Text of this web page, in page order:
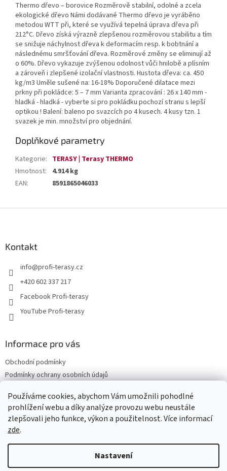
Používáme cookies, abychom Vám umožnili pohodlné
prohlížení webu a díky analýze provozu webu neustále
zlepšovali jeho funkce, výkon a použitelnost. Více informací
zde.
Nastavení
Thermo dřevo – borovice Rozměrově stabilní, odolné a zcela
ekologické dřevo Námi dodávané Thermo dřevo je vyráběno
metodou WTT při, které se využívá tepelná úprava dřeva při
212°C. Dřevo získá výrazně zlepšenou rozměrovou stabilitu a tím
se snižuje náchylnost dřeva k deformacím resp. k bobtnání a
následnému smršťování dřeva. Rozměrové změny se eliminují až
o 60%. Dřevo vykazuje zvýšenou odolnost vůči hnilobě a plísním
a zároveň i zlepšené izolační vlastnosti. Hustota dřeva: ca. 450
kg/m3 Uměle sušené na: 16-18% Doporučené dilatace mezi
prkny při pokládce: 5 – 7 mm Varianta zpracování : 26 x 140 mm -
hladká - hladká - vyberte si pro pokládku pochozí stranu s lepší
optikou ! Balení: baleno po svazcích po 4 kusech. 4 kusy tzn. 1
svazek je min. množství pro objednání.
Doplňkové parametry
Kategorie: TERASY | Terasy THERMO
Hmotnost:
4.914 kg
EAN: 8591865046033
Kontakt
info@profi-terasy.cz
+420 602 337 217
Facebook Profi-terasy
YouTube Profi-terasy
Informace pro vás
Obchodní podmínky
Podmínky ochrany osobních údajů
Vrácení zboží a reklamace
Web Profi Terasy.cz
Vytvořil Shoptet